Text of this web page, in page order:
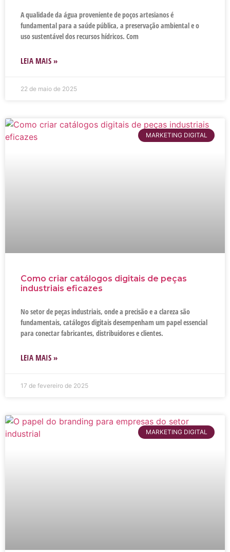
A qualidade da água proveniente de poços artesianos é
fundamental para a saúde pública, a preservação ambiental e o
uso sustentável dos recursos hídricos. Com
LEIA MAIS »
22 de maio de 2025
MARKETING DIGITAL
Como criar catálogos digitais de peças
industriais eficazes
No setor de peças industriais, onde a precisão e a clareza são
fundamentais, catálogos digitais desempenham um papel essencial
para conectar fabricantes, distribuidores e clientes.
LEIA MAIS »
17 de fevereiro de 2025
MARKETING DIGITAL